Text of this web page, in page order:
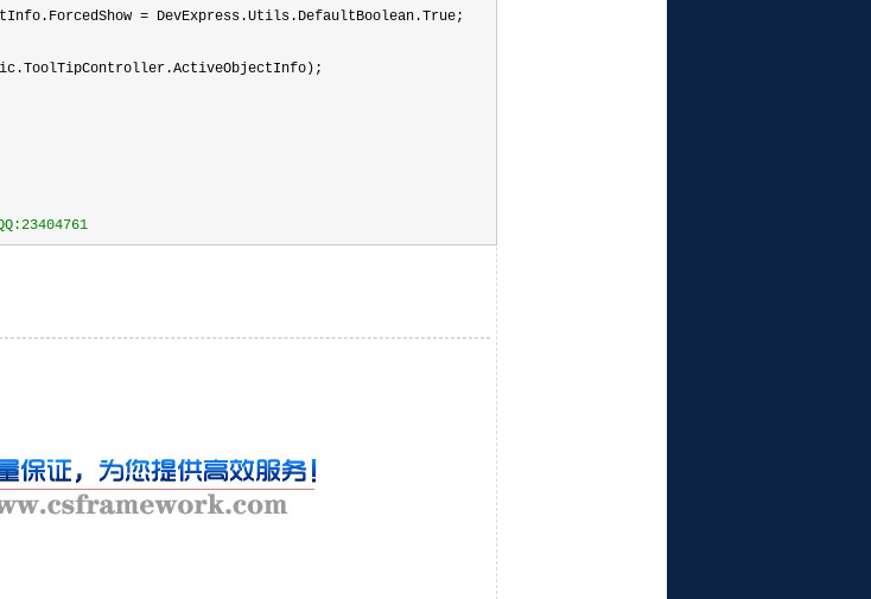
=DevExpress.Utils.DefaultBoolean.True;